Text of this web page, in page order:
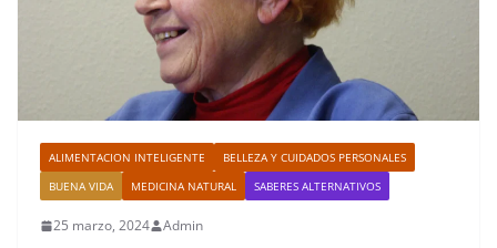
ALIMENTACION INTELIGENTE
BELLEZA Y CUIDADOS PERSONALES
BUENA VIDA
MEDICINA NATURAL SABERES ALTERNATIVOS
25 marzo, 2024 Admin